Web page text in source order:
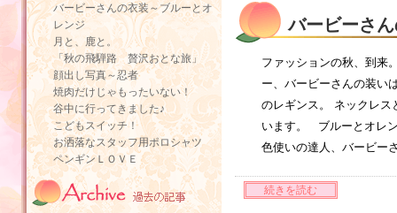
バービーさ
ファッションの秋、到来
ー、バービーさんの装
のレギンス。 ネックレス
います。 ブルーとオレ
色使いの達人、バービー
続きを読む
バービーさんの衣装～ブルーとオ
レンジ
月と、鹿と。
「秋の飛騨路 贅沢おとな旅」
顔出し写真～忍者
焼肉だけじゃもったいない！
谷中に行ってきました♪
こどもスイッチ！
お洒落なスタッフ用ポロシャツ
ペンギンＬＯＶＥ